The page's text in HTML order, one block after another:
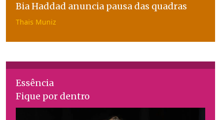
Bia Haddad anuncia pausa das quadras
Thais Muniz
Essência
Fique por dentro